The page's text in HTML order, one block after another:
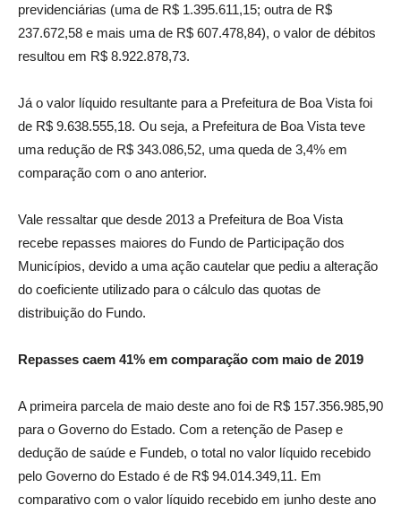
previdenciárias (uma de R$ 1.395.611,15; outra de R$
237.672,58 e mais uma de R$ 607.478,84), o valor de débitos
resultou em R$ 8.922.878,73.
Já o valor líquido resultante para a Prefeitura de Boa Vista foi
de R$ 9.638.555,18. Ou seja, a Prefeitura de Boa Vista teve
uma redução de R$ 343.086,52, uma queda de 3,4% em
comparação com o ano anterior.
Vale ressaltar que desde 2013 a Prefeitura de Boa Vista
recebe repasses maiores do Fundo de Participação dos
Municípios, devido a uma ação cautelar que pediu a alteração
do coeficiente utilizado para o cálculo das quotas de
distribuição do Fundo.
Repasses caem 41% em comparação com maio de 2019
A primeira parcela de maio deste ano foi de R$ 157.356.985,90
para o Governo do Estado. Com a retenção de Pasep e
dedução de saúde e Fundeb, o total no valor líquido recebido
pelo Governo do Estado é de R$ 94.014.349,11. Em
comparativo com o valor líquido recebido em junho deste ano